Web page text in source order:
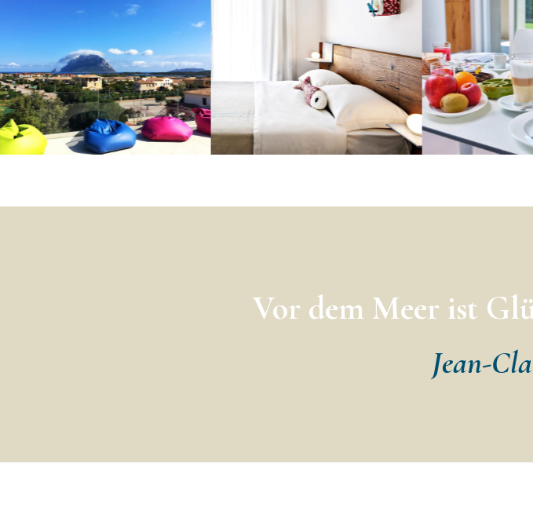
Vor dem Meer ist
Jean-